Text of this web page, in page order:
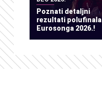
Poznati detaljni
rezultati polufinala
Eurosonga 2026.!